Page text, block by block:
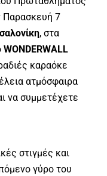
Παρασκευή 7
, στα
WONDERWALL
καραόκε
ατμόσφαιρα
να συμμετέχετε
στιγμές και
γύρο του